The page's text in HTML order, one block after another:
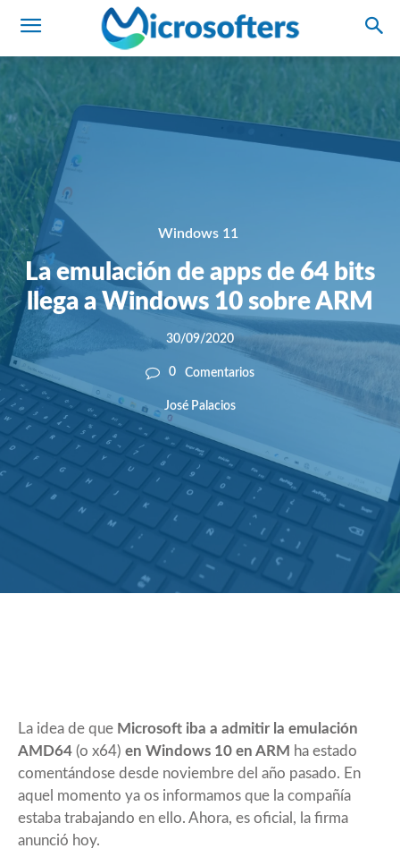
Windows 11
La emulación de apps de 64 bits
llega a Windows 10 sobre ARM
30/09/2020
0 Comentarios
José Palacios
La idea de que Microsoft iba a admitir la emulación
AMD64 (o x64) en Windows 10 en ARM ha estado
comentándose desde noviembre del año pasado. En
aquel momento ya os informamos que la compañía
estaba trabajando en ello. Ahora, es oficial, la firma
anunció hoy.